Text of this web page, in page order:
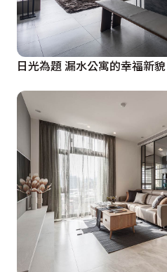
日光為題 漏水公寓的幸福新貌